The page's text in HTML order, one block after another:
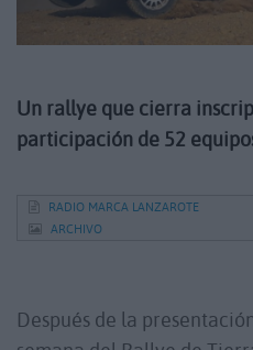
Un rallye que cierra
participación de 52
RADIO MARCA LANZAROTE
ARCHIVO
Después de la